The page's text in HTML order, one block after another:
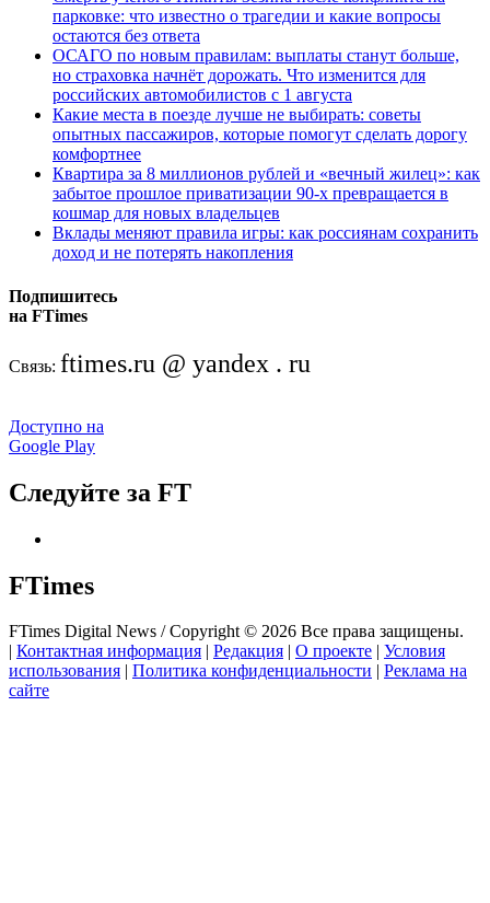
парковке: что известно о трагедии и какие вопросы
остаются без ответа
ОСАГО по новым правилам: выплаты станут больше,
но страховка начнёт дорожать. Что изменится для
российских автомобилистов с 1 августа
Какие места в поезде лучше не выбирать: советы
опытных пассажиров, которые помогут сделать дорогу
комфортнее
Квартира за 8 миллионов рублей и «вечный жилец»: как
забытое прошлое приватизации 90-х превращается в
кошмар для новых владельцев
Вклады меняют правила игры: как россиянам сохранить
доход и не потерять накопления
Подпишитесь
на FTimes
Связь: ftimes.ru @ yandex . ru
Доступно на
Google Play
Следуйте за FT
FTimes
FTimes Digital News / Copyright © 2026 Все права защищены.
Контактная информация Редакция О проекте
Условия
использования
Политика конфиденциальности
Реклама на
сайте